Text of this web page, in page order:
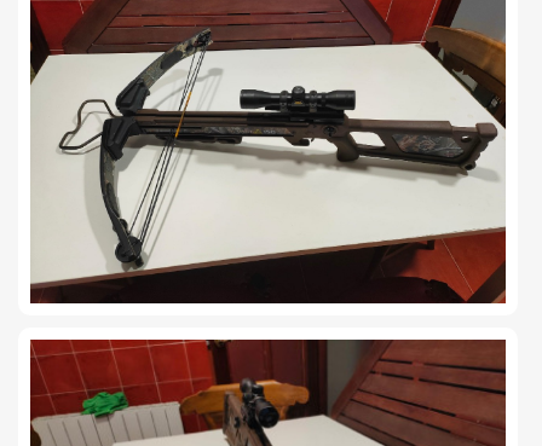
OTRAS ARMAS
ACCESORIOS